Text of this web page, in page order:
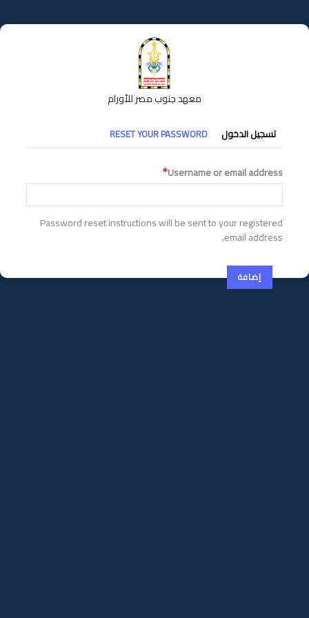
إلى
المحتوى
معهد جنوب مصر للأورام
التبويبات
الأساسية
تسجيل الدخول RESET YOUR PASSWORD
Username or email address
Password reset instructions will be sent to your registered
email address.